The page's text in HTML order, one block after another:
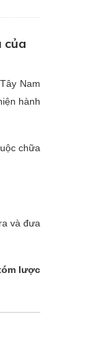
của
Nam
hành
chữa
và đưa
lược